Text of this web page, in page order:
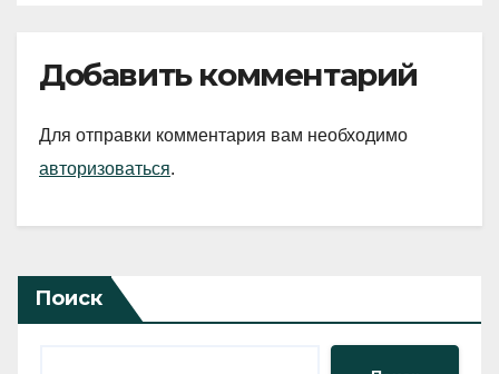
Добавить комментарий
Для отправки комментария вам необходимо
авторизоваться.
Поиск